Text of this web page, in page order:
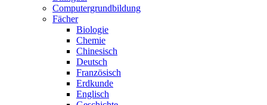
Computergrundbildung
Fächer
Biologie
Chemie
Chinesisch
Deutsch
Französisch
Erdkunde
Englisch